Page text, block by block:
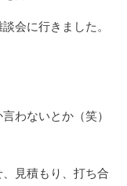
会に行きました。
わないとか（笑）
見積もり、打ち合